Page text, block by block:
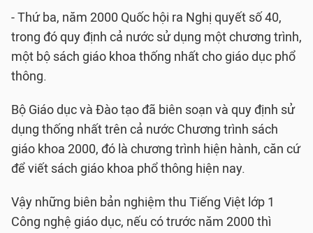
- Thứ ba, năm 2000 Quốc hội ra Nghị quyết số 40,
trong đó quy định cả nước sử dụng một chương trình,
một bộ sách giáo khoa thống nhất cho giáo dục phổ
thông.
Bộ Giáo dục và Đào tạo đã biên soạn và quy định sử
dụng thống nhất trên cả nước Chương trình sách
giáo khoa 2000, đó là chương trình hiện hành, căn cứ
để viết sách giáo khoa phổ thông hiện nay.
Vậy những biên bản nghiệm thu Tiếng Việt lớp 1
Công nghệ giáo dục, nếu có trước năm 2000 thì